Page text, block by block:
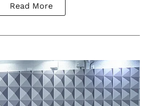
Read More